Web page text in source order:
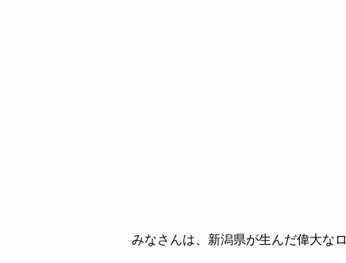
みなさんは、新潟県が生んだ偉大な